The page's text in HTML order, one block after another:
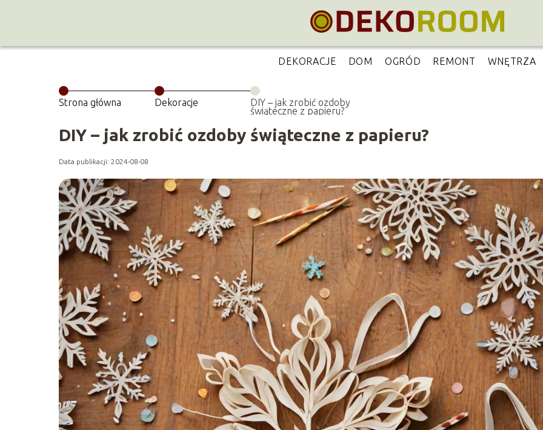
DEKORACJE DOM OGRÓD REMONT WNĘTRZA
Strona główna Dekoracje DIY – jak zrobić ozdoby
świąteczne z papieru?
DIY – jak zrobić ozdoby świąteczne z papieru?
Data publikacji: 2024-08-08